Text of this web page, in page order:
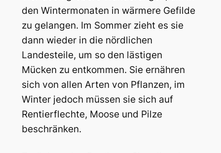
den Wintermonaten in wärmere Gefilde
zu gelangen. Im Sommer zieht es sie
dann wieder in die nördlichen
Landesteile, um so den lästigen
Mücken zu entkommen. Sie ernähren
sich von allen Arten von Pflanzen, im
Winter jedoch müssen sie sich auf
Rentierflechte, Moose und Pilze
beschränken.